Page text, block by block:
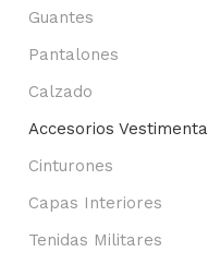
Guantes
Pantalones
Calzado
Accesorios Vestimenta
Cinturones
Capas Interiores
Tenidas Militares